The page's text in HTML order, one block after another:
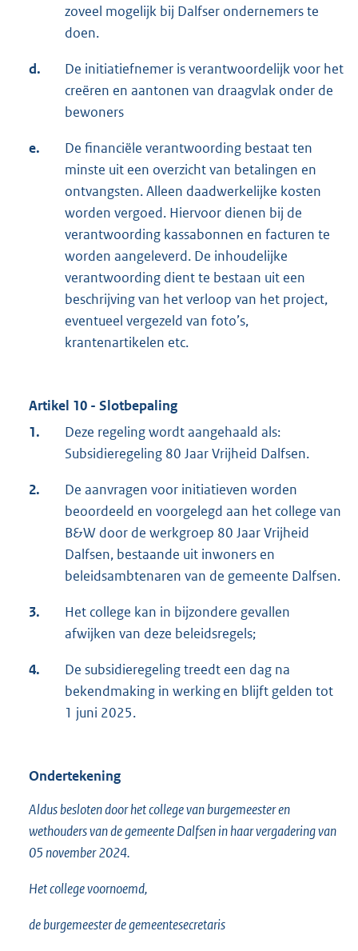
zoveel mogelijk bij Dalfser ondernemers te
doen.
d.
De initiatiefnemer is verantwoordelijk voor het
creëren en aantonen van draagvlak onder de
bewoners
e.
De financiële verantwoording bestaat ten
minste uit een overzicht van betalingen en
ontvangsten. Alleen daadwerkelijke kosten
worden vergoed. Hiervoor dienen bij de
verantwoording kassabonnen en facturen te
worden aangeleverd. De inhoudelijke
verantwoording dient te bestaan uit een
beschrijving van het verloop van het project,
eventueel vergezeld van foto’s,
krantenartikelen etc.
Artikel 10 - Slotbepaling
1.
Deze regeling wordt aangehaald als:
Subsidieregeling 80 Jaar Vrijheid Dalfsen.
2.
De aanvragen voor initiatieven worden
beoordeeld en voorgelegd aan het college van
B&W door de werkgroep 80 Jaar Vrijheid
Dalfsen, bestaande uit inwoners en
beleidsambtenaren van de gemeente Dalfsen.
3.
Het college kan in bijzondere gevallen
afwijken van deze beleidsregels;
4.
De subsidieregeling treedt een dag na
bekendmaking in werking en blijft gelden tot
1 juni 2025.
Ondertekening
Aldus besloten door het college van burgemeester en
wethouders van de gemeente Dalfsen in haar vergadering van
05 november 2024.
Het college voornoemd,
de burgemeester de gemeentesecretaris